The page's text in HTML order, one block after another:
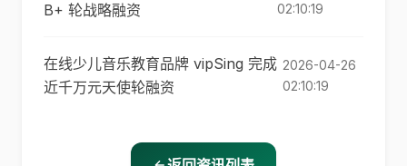
B+ 轮战略融资
02:10:19
在线少儿音乐教育品牌 vipSing 完成
近千万元天使轮融资
2026-04-26
02:10:19